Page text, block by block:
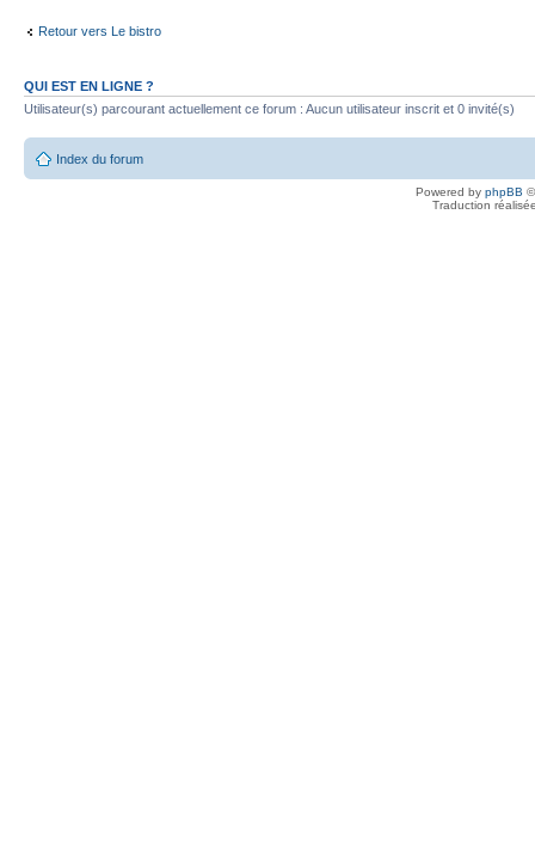
Retour vers Le bistro
QUI EST EN LIGNE ?
Utilisateur(s) parcourant actuellement ce forum : Aucun utilisateur inscrit et 0 invité(s)
Index du forum
Powered by phpBB
Traduction